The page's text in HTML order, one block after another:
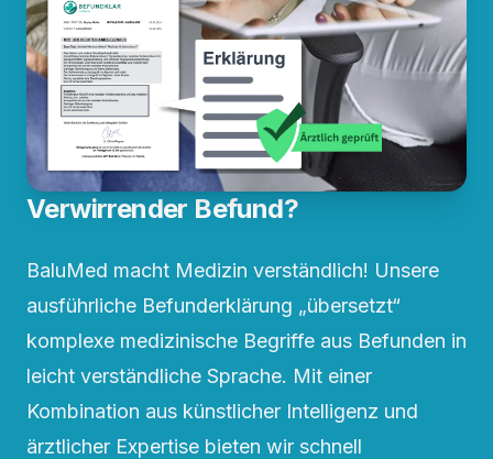
Verwirrender Befund?
BaluMed macht Medizin verständlich! Unsere
ausführliche Befunderklärung „übersetzt“
komplexe medizinische Begriffe aus Befunden in
leicht verständliche Sprache. Mit einer
Kombination aus künstlicher Intelligenz und
ärztlicher Expertise bieten wir schnell